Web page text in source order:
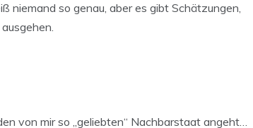
so genau, aber es gibt Schätzungen,
von mir so „geliebten“ Nachbarstaat angeht…